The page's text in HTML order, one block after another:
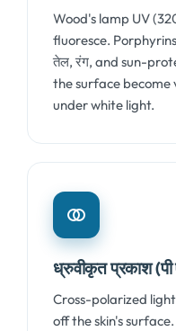
Wood's lamp UV
fluoresce.
तेल, रंग, and sun-
the surface
under white light.
ध्रुवीकृत प्रकाश
Cross-polarized
off the skin's surface.